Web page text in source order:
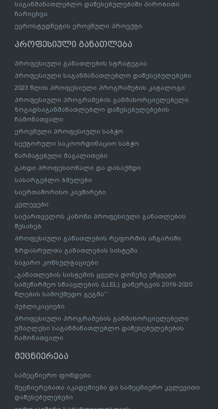
საგანმანათლებლო დაწესებულებაში პირობითი
ჩარიცხვა
ევროსტუდნეტის ეროვნული პროექტი
პროფესიული განათლება
პროფესიული განათლების სტრატეგია
პროფესიული საგანმანათლებლო დაწესებულებები
2023 წლის პროფესიული პროგრამების კატალოგი
პროფესიული პროგრამების განმახორციელებელი
ზოგადსაგანმანათლებლო დაწესებულებების
ჩამონათვალი
ეროვნული პროფესიული საბჭო
სექტორული საკოორდინაციო საბჭო
წარმატებული მაგალითები
გახდი პროფესიონალი და დასაქმდი
სასარგებლო ბმულები
საერთაშორისო კავშირები
კვლევები
საქართველოს კანონი პროფესიული განათლების
შესახებ
პროფესიული განათლების რეფორმის ანგარიში
ზრდასრულთა განათლების სისტემა
საჯარო კონსულტაციები
„განათლების სისტემის ყველა დონეზე უწყვეტი
სამეწარმეო სწაავლების (LLEL) დანერგვის 2019-2020
წლების სამოქმედო გეგმა“’
პუბლიკაციები
პროფესიული პროგრამების განმახორციელებელი
უმაღლესი საგანმანათლებლო დაწესებულებების
ჩამონათვალი
მეცნიერება
სამეცნიერო ფონდები
მეცნიერებათა აკადემიები და სამეცნიერო კვლევითი
დაწესებულებები